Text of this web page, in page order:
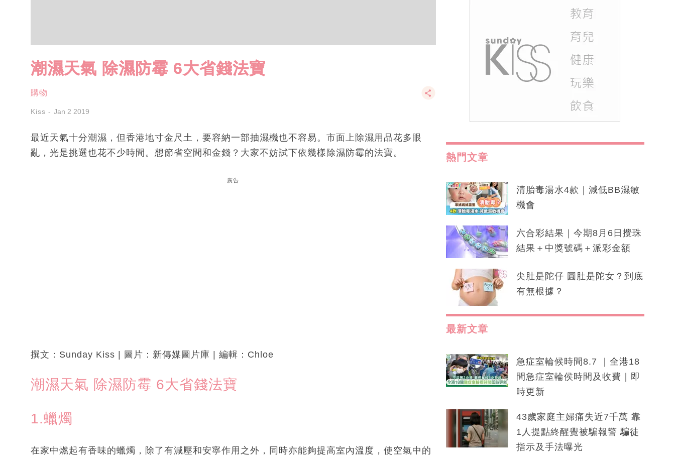
潮濕天氣 除濕防霉 6大省錢法寶
購物
Kiss Jan 2 2019
最近天氣十分潮濕，但香港地寸金尺土，要容納一部抽濕機也不容易。市面上除濕用品花多眼
亂，光是挑選也花不少時間。想節省空間和金錢？大家不妨試下依幾樣除濕防霉的法寶。
廣告
撰文：Sunday Kiss | 圖片：新傳媒圖片庫 | 編輯：Chloe
潮濕天氣 除濕防霉 6大省錢法寶
1.蠟燭
在家中燃起有香味的蠟燭，除了有減壓和安寧作用之外，同時亦能夠提高室內溫度，使空氣中的
熱門文章
清胎毒湯水4款｜減低BB濕敏
機會
六合彩結果｜今期8月6日攪珠
結果＋中獎號碼＋派彩金額
尖肚是陀仔 圓肚是陀女？到底
有無根據？
最新文章
急症室輪候時間8.7 ｜全港18
間急症室輪侯時間及收費｜即
時更新
43歲家庭主婦痛失近7千萬 靠
1人提點終醒覺被騙報警 騙徒
指示及手法曝光